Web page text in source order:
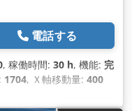
電話する
, 稼働時間: 30 h, 機能: 完
1704, Ｘ軸移動量: 400
離: